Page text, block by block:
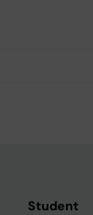
Student